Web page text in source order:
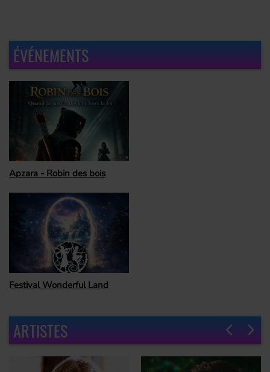
ÉVÉNEMENTS
Apzara - Robin des bois
Festival Wonderful Land
ARTISTES